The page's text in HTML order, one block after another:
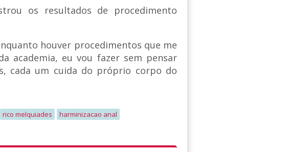
os resultados de procedimento
houver procedimentos que me
academia, eu vou fazer sem pensar
cada um cuida do próprio corpo do
rico melquiades harminizacao anal